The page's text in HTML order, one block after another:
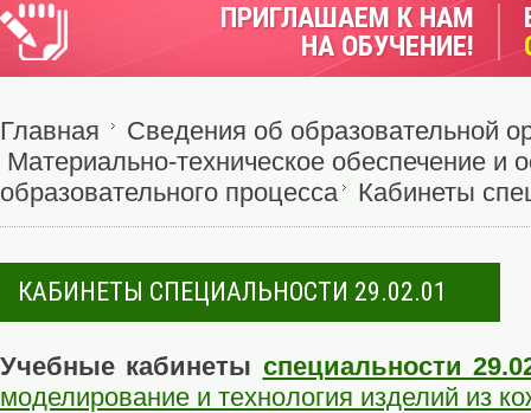
ПРИГЛАШАЕМ К НАМ
НА ОБУЧЕНИЕ!
Главная
Сведения об образовательной
Материально-техническое обеспечение и
образовательного процесса
Кабинеты
КАБИНЕТЫ СПЕЦИАЛЬНОСТИ 29.02.01
Учебные кабинеты специальности
моделирование и технология изделий из